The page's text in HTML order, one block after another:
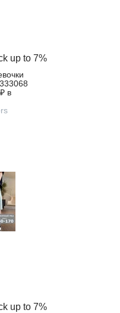
up to 7%
в
up to 7%